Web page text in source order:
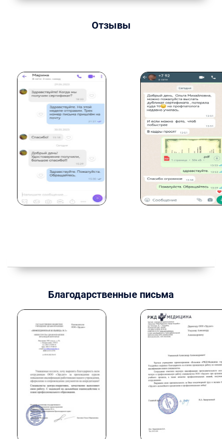
Отзывы
Благодарственные письма